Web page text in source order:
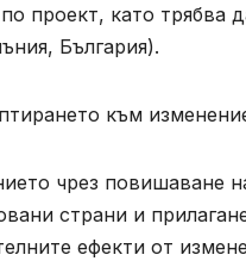
проект, като трябва
България).
към
чрез повишаване
страни и
ефекти от